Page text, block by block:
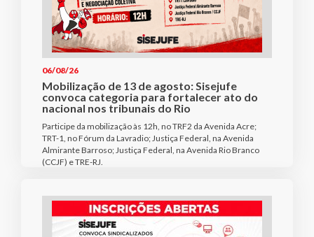
06/08/26
Mobilização de 13 de agosto: Sisejufe
convoca categoria para fortalecer ato do
nacional nos tribunais do Rio
Participe da mobilização às 12h, no TRF2 da Avenida Acre;
TRT-1, no Fórum da Lavradio; Justiça Federal, na Avenida
Almirante Barroso; Justiça Federal, na Avenida Rio Branco
(CCJF) e TRE-RJ.